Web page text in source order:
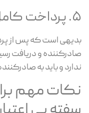
است که پس از
و دریافت رسید
و باید به صادرکننده
مهم